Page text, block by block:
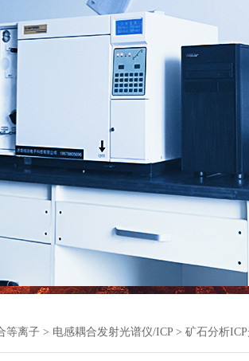
等离子> 电感耦合发射光谱仪/ICP> 矿石分析ICP